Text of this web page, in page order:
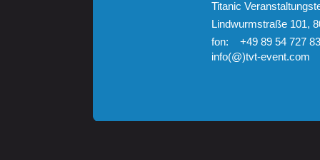
Titanic
Lindwurmstraße 101,
fon: +49 89 54 727
info(@)tvt-event.com